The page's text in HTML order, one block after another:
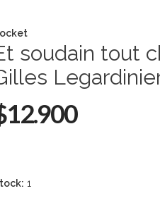
soudain tout
1